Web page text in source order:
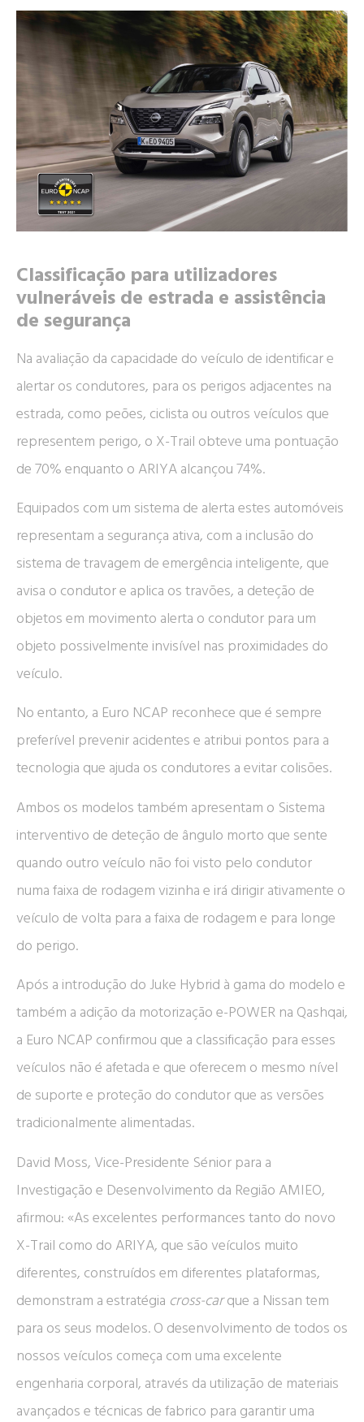
Classificação para utilizadores
vulneráveis de estrada e assistência
de segurança
Na avaliação da capacidade do veículo de identificar e
alertar os condutores, para os perigos adjacentes na
estrada, como peões, ciclista ou outros veículos que
representem perigo, o X-Trail obteve uma pontuação
de 70% enquanto o ARIYA alcançou 74%.
Equipados com um sistema de alerta estes automóveis
representam a segurança ativa, com a inclusão do
sistema de travagem de emergência inteligente, que
avisa o condutor e aplica os travões, a deteção de
objetos em movimento alerta o condutor para um
objeto possivelmente invisível nas proximidades do
veículo.
No entanto, a Euro NCAP reconhece que é sempre
preferível prevenir acidentes e atribui pontos para a
tecnologia que ajuda os condutores a evitar colisões.
Ambos os modelos também apresentam o Sistema
interventivo de deteção de ângulo morto que sente
quando outro veículo não foi visto pelo condutor
numa faixa de rodagem vizinha e irá dirigir ativamente o
veículo de volta para a faixa de rodagem e para longe
do perigo.
Após a introdução do Juke Hybrid à gama do modelo e
também a adição da motorização e-POWER na Qashqai,
a Euro NCAP confirmou que a classificação para esses
veículos não é afetada e que oferecem o mesmo nível
de suporte e proteção do condutor que as versões
tradicionalmente alimentadas.
David Moss, Vice-Presidente Sénior para a
Investigação e Desenvolvimento da Região AMIEO,
afirmou: «As excelentes performances tanto do novo
X-Trail como do ARIYA, que são veículos muito
diferentes, construídos em diferentes plataformas,
demonstram a estratégia cross-carque a Nissan tem
para os seus modelos. O desenvolvimento de todos os
nossos veículos começa com uma excelente
engenharia corporal, através da utilização de materiais
avançados e técnicas de fabrico para garantir uma